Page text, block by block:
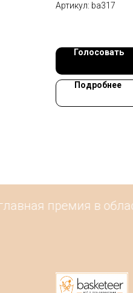
Артикул: ba317
Голосовать
Подробнее
премия в